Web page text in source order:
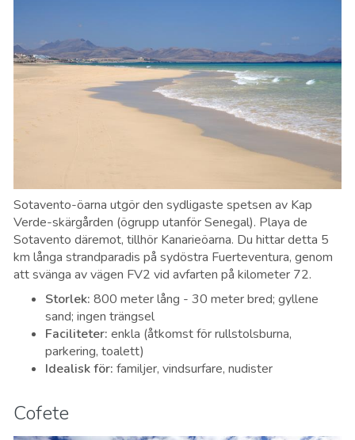
Sotavento-öarna utgör den sydligaste spetsen av Kap
Verde-skärgården (ögrupp utanför Senegal). Playa de
Sotavento däremot, tillhör Kanarieöarna. Du hittar detta 5
km långa strandparadis på sydöstra Fuerteventura, genom
att svänga av vägen FV2 vid avfarten på kilometer 72.
Storlek: 800 meter lång - 30 meter bred; gyllene
sand; ingen trängsel
Faciliteter: enkla (åtkomst för rullstolsburna,
parkering, toalett)
Idealisk för: familjer, vindsurfare, nudister
Cofete